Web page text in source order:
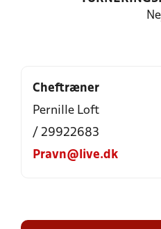
Cheftræner
Pernille Loft
/ 29922683
Pravn@live.dk